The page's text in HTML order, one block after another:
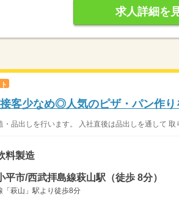
求人詳細を
客少なめ◎人気のピザ・パン作り
・品出しを行います。 入社直後は品出しを通して 取
料製造
平市/西武拝島線萩山駅（徒歩 8分）
「萩山」駅より徒歩8分